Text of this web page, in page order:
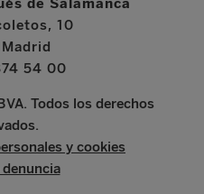
de Salamanca
10
54 00
Todos los derechos
y cookies